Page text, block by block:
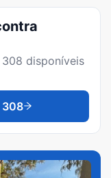
308 disponíveis
308